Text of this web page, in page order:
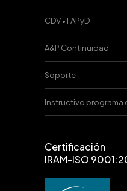
CDV • FAPyD
A&P Continuidad
Soporte
Instructivo programa
Certificación
IRAM-ISO